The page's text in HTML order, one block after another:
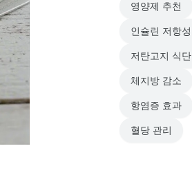
영양제 추천
인슐린 저항성
저탄고지 식단
체지방 감소
항염증 효과
혈당 관리